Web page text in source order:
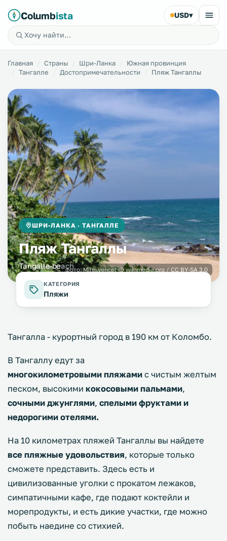
Columbista USD▾
Главная Страны Шри-Ланка
Южная провинция
Тангалле
Достопримечательности Пляж Тангаллы
ШРИ-ЛАНКА · ТАНГАЛЛЕ
Пляж Тангаллы
Tangalle beachфото:Milei.vencel@ wikimedia.org / CC BY-SA 3.0
КАТЕГОРИЯ
Пляжи
Тангалла - курортный город в 190 км от Коломбо.
В Тангаллу едут за
многокилометровыми пляжами с чистым желтым
песком, высокими кокосовыми пальмами,
сочными джунглями, спелыми фруктами и
недорогими отелями.
На 10 километрах пляжей Тангаллы вы найдете
все пляжные удовольствия, которые только
сможете представить. Здесь есть и
цивилизованные уголки с прокатом лежаков,
симпатичными кафе, где подают коктейли и
морепродукты, и есть дикие участки, где можно
побыть наедине со стихией.